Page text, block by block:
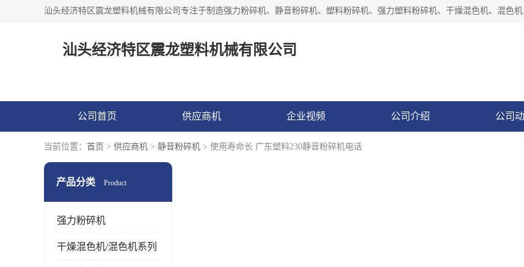
汕头经济特
汕头经济特区震龙塑料机械有限公司
公司首页 供应商机 企业视频 公司介绍 公司
当前位置： 首页 > 供应商机 > 静音粉碎机 > 使用寿命长 广东塑料230静音粉碎机电话
产品分类 Product
强力粉碎机
干燥混色机/混色机系列